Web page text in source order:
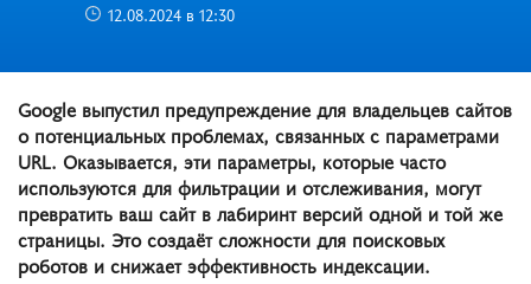
12.08.2024 в 12:30
Google выпустил предупреждение для владельцев сайтов
о потенциальных проблемах, связанных с параметрами
URL. Оказывается, эти параметры, которые часто
используются для фильтрации и отслеживания, могут
превратить ваш сайт в лабиринт версий одной и той же
страницы. Это создаёт сложности для поисковых
роботов и снижает эффективность индексации.